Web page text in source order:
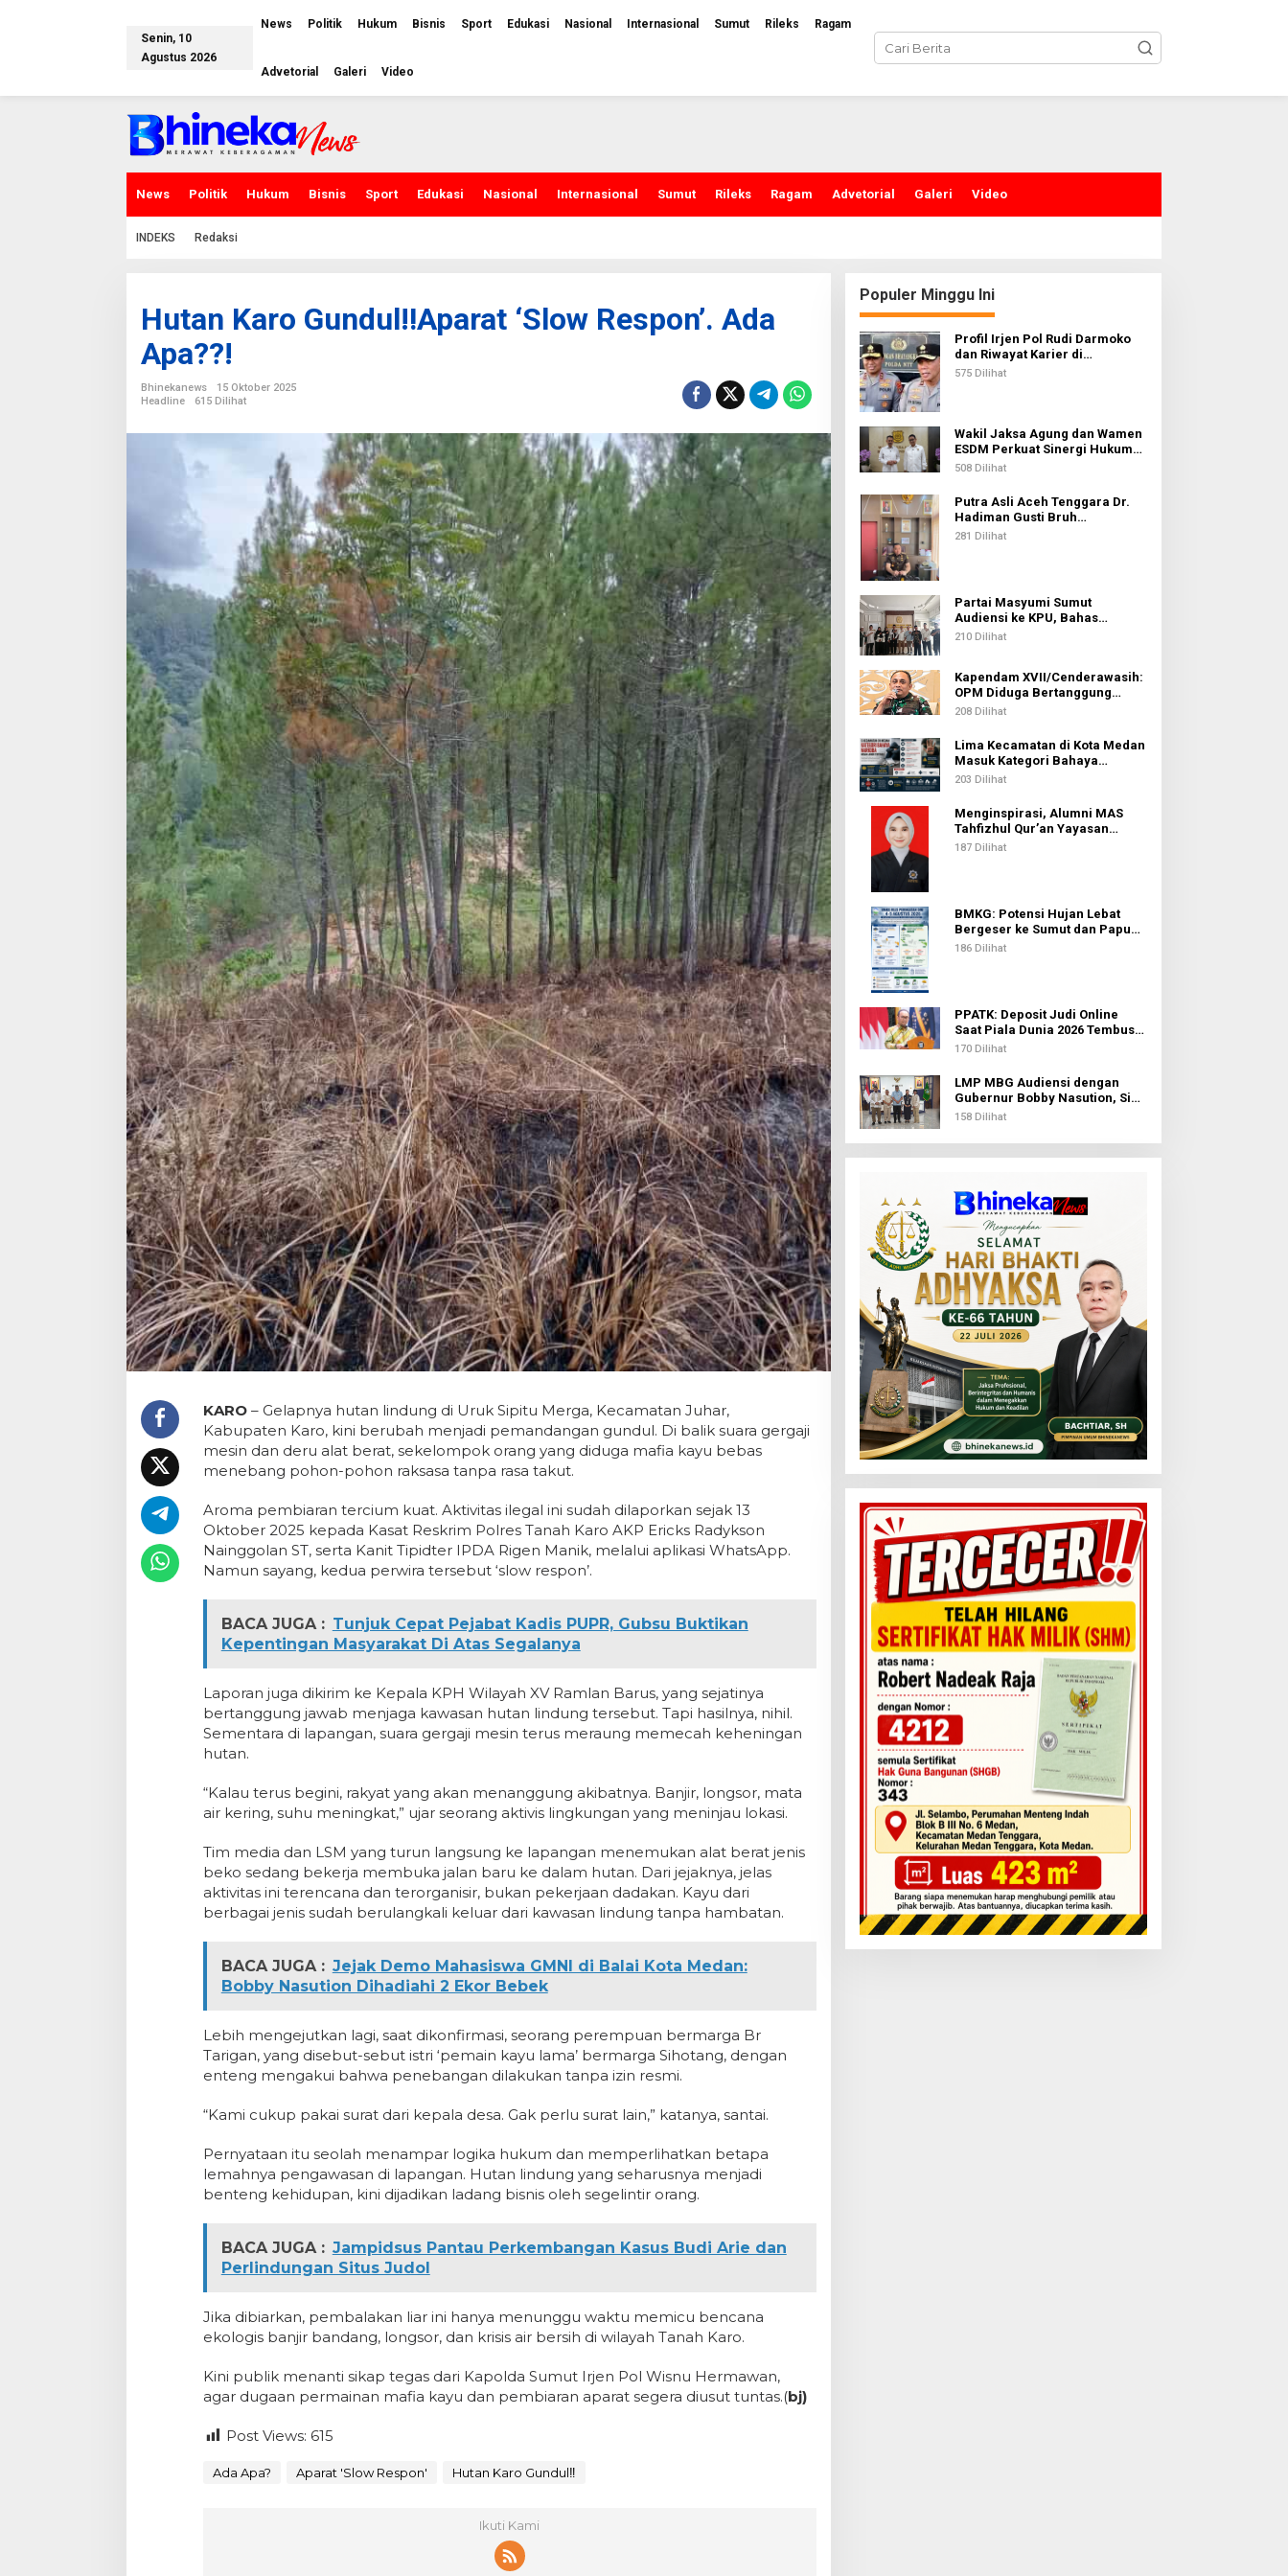
k
Senin, 10
Agustus 2026
News Politik Hukum Bisnis Sport Edukasi Nasional Internasional Sumut Rileks Ragam
Advetorial Galeri Video
News Politik Hukum Bisnis Sport Edukasi Nasional Internasional Sumut Rileks Ragam Advetorial Galeri Video
INDEKS Redaksi
Hutan Karo Gundul‼️Aparat ‘Slow Respon’. Ada
Apa??!
Bhinekanews
15 Oktober 2025
Headline
615 Dilihat
KARO– Gelapnya hutan lindung di Uruk Sipitu Merga, Kecamatan Juhar,
Kabupaten Karo, kini berubah menjadi pemandangan gundul. Di balik suara gergaji
mesin dan deru alat berat, sekelompok orang yang diduga mafia kayu bebas
menebang pohon-pohon raksasa tanpa rasa takut.
Aroma pembiaran tercium kuat. Aktivitas ilegal ini sudah dilaporkan sejak 13
Oktober 2025 kepada Kasat Reskrim Polres Tanah Karo AKP Ericks Radykson
Nainggolan ST, serta Kanit Tipidter IPDA Rigen Manik, melalui aplikasi WhatsApp.
Namun sayang, kedua perwira tersebut ‘slow respon’.
BACA JUGA : Tunjuk Cepat Pejabat Kadis PUPR, Gubsu Buktikan
Kepentingan Masyarakat Di Atas Segalanya
Laporan juga dikirim ke Kepala KPH Wilayah XV Ramlan Barus, yang sejatinya
bertanggung jawab menjaga kawasan hutan lindung tersebut. Tapi hasilnya, nihil.
Sementara di lapangan, suara gergaji mesin terus meraung memecah keheningan
hutan.
“Kalau terus begini, rakyat yang akan menanggung akibatnya. Banjir, longsor, mata
air kering, suhu meningkat,” ujar seorang aktivis lingkungan yang meninjau lokasi.
Tim media dan LSM yang turun langsung ke lapangan menemukan alat berat jenis
beko sedang bekerja membuka jalan baru ke dalam hutan. Dari jejaknya, jelas
aktivitas ini terencana dan terorganisir, bukan pekerjaan dadakan. Kayu dari
berbagai jenis sudah berulangkali keluar dari kawasan lindung tanpa hambatan.
BACA JUGA : Jejak Demo Mahasiswa GMNI di Balai Kota Medan:
Bobby Nasution Dihadiahi 2 Ekor Bebek
Lebih mengejutkan lagi, saat dikonfirmasi, seorang perempuan bermarga Br
Tarigan, yang disebut-sebut istri ‘pemain kayu lama’ bermarga Sihotang, dengan
enteng mengakui bahwa penebangan dilakukan tanpa izin resmi.
“Kami cukup pakai surat dari kepala desa. Gak perlu surat lain,” katanya, santai.
Pernyataan itu seolah menampar logika hukum dan memperlihatkan betapa
lemahnya pengawasan di lapangan. Hutan lindung yang seharusnya menjadi
benteng kehidupan, kini dijadikan ladang bisnis oleh segelintir orang.
BACA JUGA : Jampidsus Pantau Perkembangan Kasus Budi Arie dan
Perlindungan Situs Judol
Jika dibiarkan, pembalakan liar ini hanya menunggu waktu memicu bencana
ekologis banjir bandang, longsor, dan krisis air bersih di wilayah Tanah Karo.
Kini publik menanti sikap tegas dari Kapolda Sumut Irjen Pol Wisnu Hermawan,
agar dugaan permainan mafia kayu dan pembiaran aparat segera diusut tuntas.(bj)
Post Views: 615
Ada Apa? Aparat 'Slow Respon' Hutan Karo Gundul‼️
Ikuti Kami
Populer Minggu Ini
Profil Irjen Pol Rudi Darmoko
dan Riwayat Karier di
Kepolisian
575 Dilihat
Wakil Jaksa Agung dan Wamen
ESDM Perkuat Sinergi Hukum
untuk Kawal Sektor Energi
508 Dilihat
Putra Asli Aceh Tenggara Dr.
Hadiman Gusti Bruh
Diamanahkan sebagai Kajari
281 Dilihat
Partai Masyumi Sumut
Audiensi ke KPU, Bahas
Persiapan dan Syarat Ikut
210 Dilihat
Kapendam XVII/Cenderawasih:
OPM Diduga Bertanggung
Jawab atas Penembakan Lima
208 Dilihat
Lima Kecamatan di Kota Medan
Masuk Kategori Bahaya
Narkoba, Medan Johor
203 Dilihat
Menginspirasi, Alumni MAS
Tahfizhul Qur’an Yayasan
Islamic Centre Sumut Raih
187 Dilihat
BMKG: Potensi Hujan Lebat
Bergeser ke Sumut dan Papua
Pegunungan pada 5 Agustus
186 Dilihat
PPATK: Deposit Judi Online
Saat Piala Dunia 2026 Tembus
Rp1,02 Triliun, QRIS Jadi Kanal
170 Dilihat
LMP MBG Audiensi dengan
Gubernur Bobby Nasution, Siap
Bersinergi Sukseskan Program
158 Dilihat